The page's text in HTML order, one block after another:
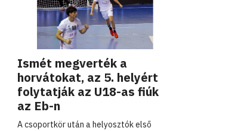
Ismét megverték a
horvátokat, az 5. helyért
folytatják az U18-as fiúk
az Eb-n
A csoportkör után a helyosztók első